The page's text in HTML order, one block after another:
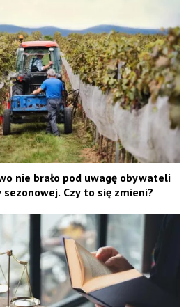
nie brało pod uwagę obywateli
Czy to się zmieni?